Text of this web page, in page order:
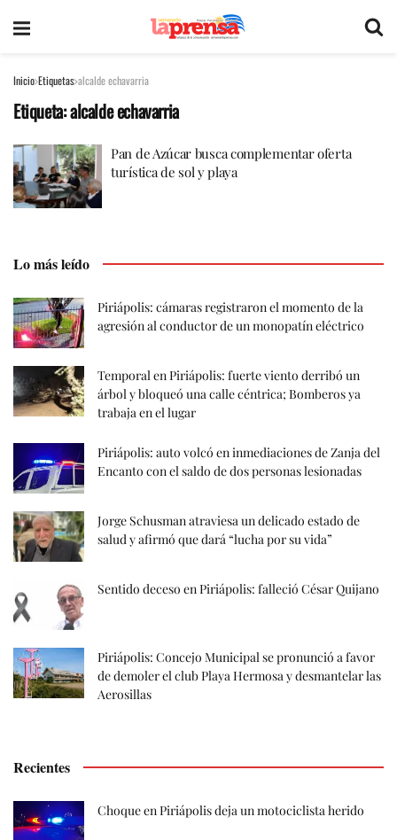
Inicio Etiquetas alcalde echavarria
Etiqueta:alcalde echavarria
Pan de Azúcar busca complementar oferta
turística de sol y playa
Lo más leído
Piriápolis: cámaras registraron el momento de la
agresión al conductor de un monopatín eléctrico
Temporal en Piriápolis: fuerte viento derribó un
árbol y bloqueó una calle céntrica; Bomberos ya
trabaja en el lugar
Piriápolis: auto volcó en inmediaciones de Zanja del
Encanto con el saldo de dos personas lesionadas
Jorge Schusman atraviesa un delicado estado de
salud y afirmó que dará “lucha por su vida”
Sentido deceso en Piriápolis: falleció César Quijano
Piriápolis: Concejo Municipal se pronunció a favor
de demoler el club Playa Hermosa y desmantelar las
Aerosillas
Recientes
Choque en Piriápolis deja un motociclista herido